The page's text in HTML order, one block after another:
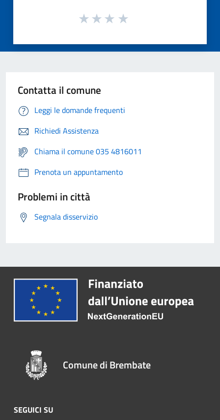
Contatta il comune
Leggi le domande frequenti
Richiedi Assistenza
Chiama il comune 035 4816011
Prenota un appuntamento
Problemi in città
Segnala disservizio
Comune di Brembate
SEGUICI SU